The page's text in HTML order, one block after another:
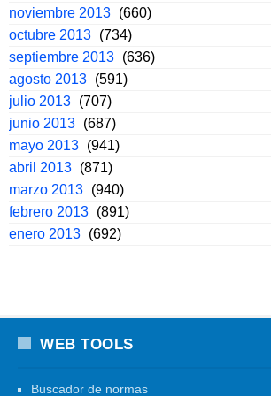
noviembre 2013 (660)
octubre 2013 (734)
septiembre 2013 (636)
agosto 2013 (591)
julio 2013 (707)
junio 2013 (687)
mayo 2013 (941)
abril 2013 (871)
marzo 2013 (940)
febrero 2013 (891)
enero 2013 (692)
WEB TOOLS
Buscador de normas